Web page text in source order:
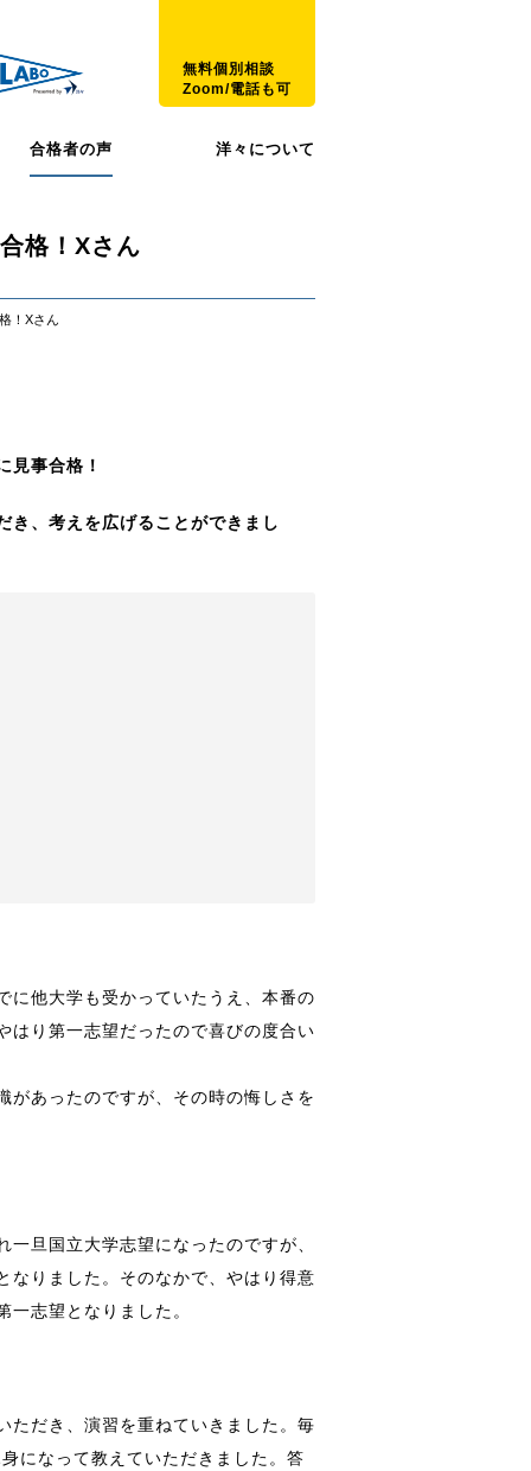
無料個別相談
Zoom/電話も可
合格者の声 洋々について
格！Xさん
！Xさん
見事合格！
き、考えを広げることができまし
に他大学も受かっていたうえ、本番の
はり第一志望だったので喜びの度合い
があったのですが、その時の悔しさを
旦国立大学志望になったのですが、
なりました。そのなかで、やはり得意
志望となりました。
ただき、演習を重ねていきました。毎
になって教えていただきました。答